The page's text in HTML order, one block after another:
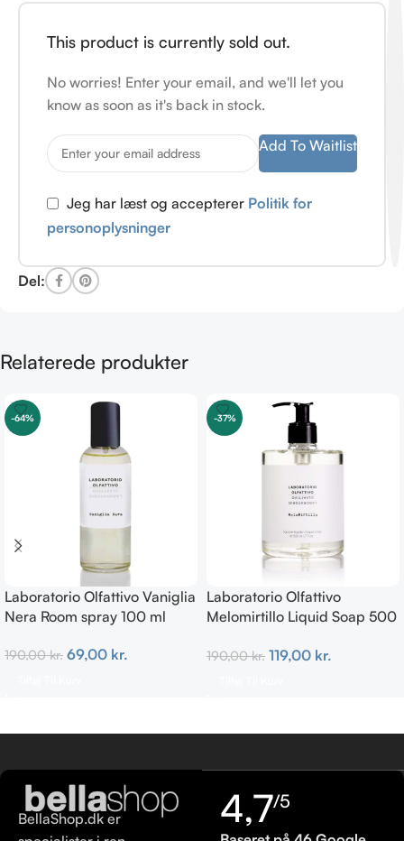
This product is currently sold out.
No worries! Enter your email, and we'll let you
know as soon as it's back in stock.
Add To Waitlist
Jeg har læst og accepterer Politik for
personoplysninger
Del:
Relaterede produkter
-64%
Laboratorio Olfattivo Vaniglia
Nera Room spray 100 ml
190,00kr. 69,00 kr.
-37%
Laboratorio Olfattivo
Melomirtillo Liquid Soap 500
190,00kr. 119,00 kr.
BellaShop.dk er
4,7/5